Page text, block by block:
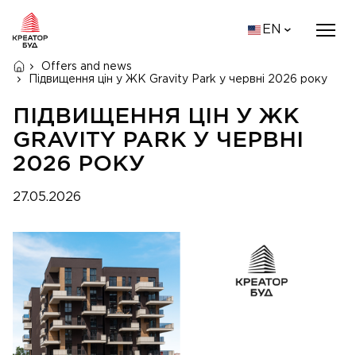
EN
Offers and news
Підвищення цін у ЖК Gravity Park у червні 2026 року
ПІДВИЩЕННЯ ЦІН У ЖК
GRAVITY PARK У ЧЕРВНІ
2026 РОКУ
27.05.2026